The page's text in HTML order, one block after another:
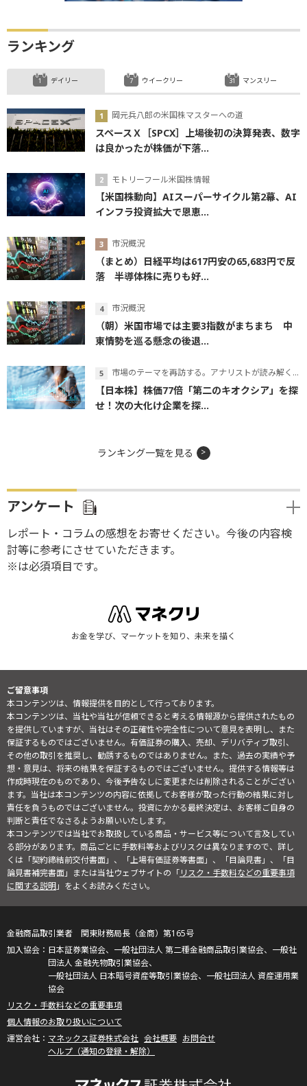
ランキング
デイリー
岡元兵八郎の米国株マスターへの道
スペースＸ［SPCX］上場後初の決算発表、数字
は良かったが株価が下落...
モトリーフール米国株情報
【米国株動向】AIスーパーサイクル第2幕、AI
インフラ投資拡大で恩恵...
市況概況
（まとめ）日経平均は617円安の65,683円で反
落 半導体株に売りも好...
市況概況
（朝）米国市場では主要3指数がまちまち 中
東情勢を巡る懸念の後退...
市場のテーマを再訪する。アナリストが読み解くテーマの本質
【日本株】株価77倍「第二のキオクシア」を探
せ！次の大化け企業を探...
ウイークリー マンスリー
ランキング一覧を見る
アンケート
レポート・コラムの感想をお寄せください。今後の内容検
討等に参考にさせていただきます。
※は必須項目です。
お金を学び、マーケットを知り、未来を描く
ご留意事項
本コンテンツは、情報提供を目的として行っております。
本コンテンツは、当社や当社が信頼できると考える情報源から提供されたもの
を提供していますが、当社はその正確性や完全性について意見を表明し、また
保証するものではございません。有価証券の購入、売却、デリバティブ取引、
その他の取引を推奨し、勧誘するものではありません。また、過去の実績や予
想・意見は、将来の結果を保証するものではございません。提供する情報等は
作成時現在のものであり、今後予告なしに変更または削除されることがござい
ます。当社は本コンテンツの内容に依拠してお客様が取った行動の結果に対し
責任を負うものではございません。投資にかかる最終決定は、お客様ご自身の
判断と責任でなさるようお願いいたします。
本コンテンツでは当社でお取扱している商品・サービス等について言及してい
る部分があります。商品ごとに手数料等およびリスクは異なりますので、詳し
くは「契約締結前交付書面」、「上場有価証券等書面」、「目論見書」、「目
論見書補完書面」または当社ウェブサイトの「リスク・手数料などの重要事項
に関する説明」をよくお読みください。
金融商品取引業者 関東財務局長（金商）第165号
日本証券業協会、一般社団法人 第二種金融商品取引業協会、一般社
団法人 金融先物取引業協会、
一般社団法人 日本暗号資産等取引業協会、一般社団法人 資産運用業
協会
リスク・手数料などの重要事項
個人情報のお取り扱いについて
マネックス証券株式会社 会社概要 お問合せ
ヘルプ（通知の登録・解除）